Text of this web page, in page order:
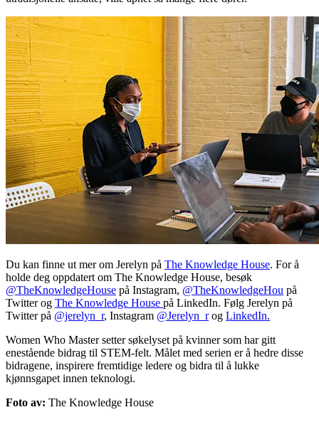
Du kan finne ut mer om Jerelyn på The Knowledge House. For å
holde deg oppdatert om The Knowledge House, besøk
@TheKnowledgeHouse på Instagram, @TheKnowledgeHou på
Twitter og The Knowledge House på LinkedIn. Følg Jerelyn på
Twitter på @jerelyn_r, Instagram @Jerelyn_rog LinkedIn.
Women Who Master setter søkelyset på kvinner som har gitt
enestående bidrag til STEM-felt. Målet med serien er å hedre disse
bidragene, inspirere fremtidige ledere og bidra til å lukke
kjønnsgapet innen teknologi.
Foto av: The Knowledge House